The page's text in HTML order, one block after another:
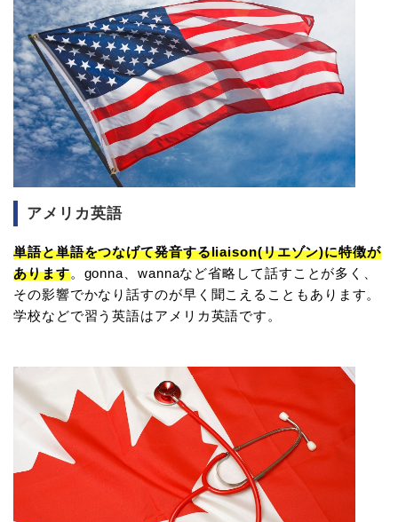
アメリカ英語
単語と単語をつなげて発音するliaison(リエゾン)に特徴が
あります。gonna、wannaなど省略して話すことが多く、
その影響でかなり話すのが早く聞こえることもあります。
学校などで習う英語はアメリカ英語です。